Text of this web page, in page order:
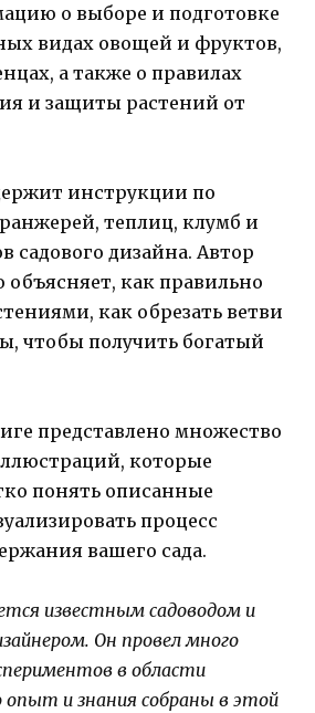
о выборе и подготовке
видах овощей и фруктов,
а также о правилах
и защиты растений от
инструкции по
теплиц, клумб и
садового дизайна. Автор
объясняет, как правильно
как обрезать ветви
чтобы получить богатый
представлено множество
которые
понять описанные
процесс
вашего сада.
известным садоводом и
Он провел много
в области
опыт и знания собраны в этой